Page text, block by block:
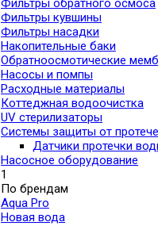
Фильтры обратного осмоса
Фильтры кувшины
Фильтры насадки
Накопительные баки
Обратноосмотические
Насосы и помпы
Расходные материалы
Коттеджная водоочистка
UV стерилизаторы
Системы защиты от
Датчики протечки
Насосное оборудование
1
По брендам
Aqua Pro
Новая вода